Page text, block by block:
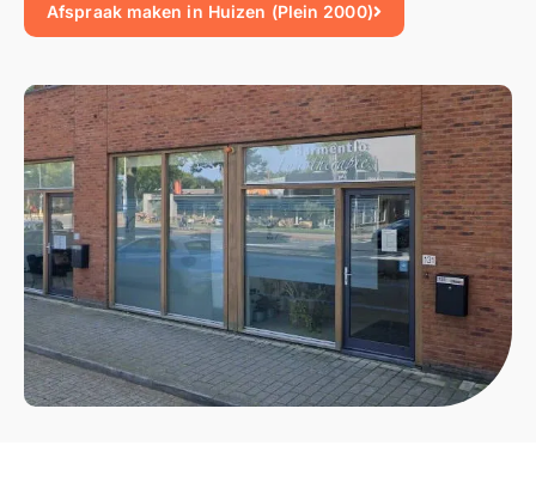
Afspraak maken in Huizen (Plein 2000)